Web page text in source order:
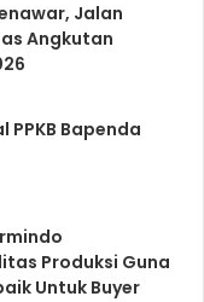
Jalan
Angkutan
Bapenda
Produksi Guna
Untuk Buyer